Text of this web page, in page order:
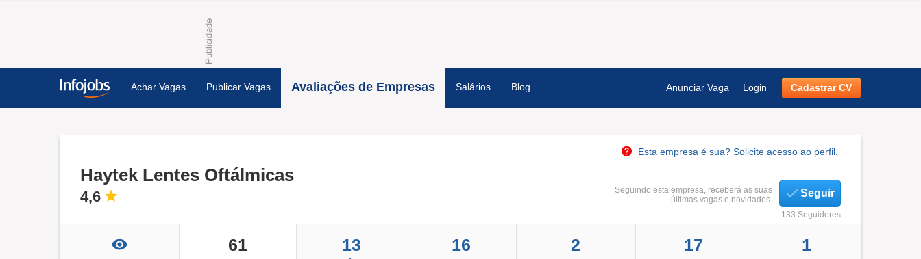
Achar Vagas Publicar Vagas Avaliações de Empresas Salários Blog Anunciar Vaga Login Cadastrar CV
Esta empresa é sua? Solicite acesso ao perfil.
Haytek Lentes Oftálmicas
4,6
Seguindo esta empresa, receberá as suas
últimas vagas e novidades.
Seguir
133 Seguidores
61 13 16 2 17 1